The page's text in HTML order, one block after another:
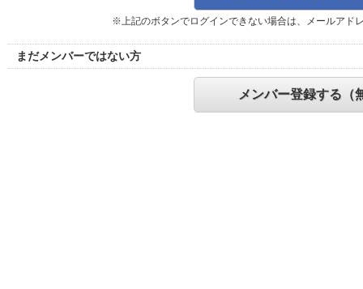
※上記のボタンでログインできない場合は、メールアド
まだメンバーではない方
メンバー登録する（